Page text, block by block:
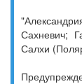
Сахневич;
Салхи